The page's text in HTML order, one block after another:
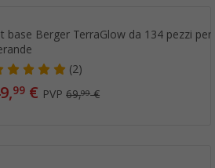
base Berger TerraGlow da 134 pezzi
(2)
99 € PVP69,99€